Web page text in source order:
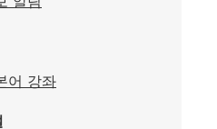
어 강좌